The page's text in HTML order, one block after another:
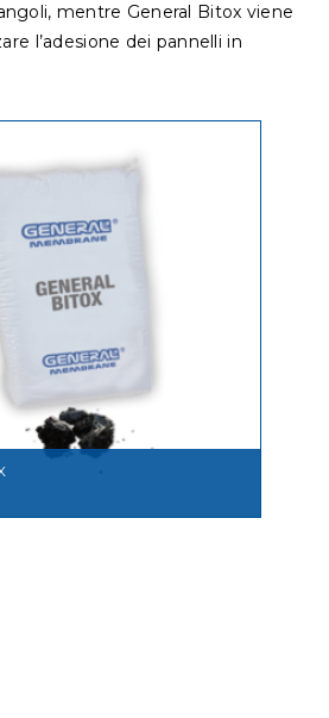
mentre General Bitox viene
l’adesione dei pannelli in